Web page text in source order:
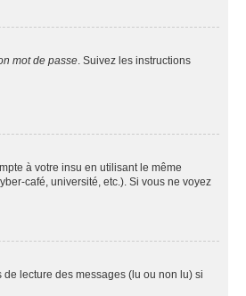
mot de passe. Suivez les instructions
à votre insu en utilisant le même
café, université, etc.). Si vous ne voyez
lecture des messages (lu ou non lu) si